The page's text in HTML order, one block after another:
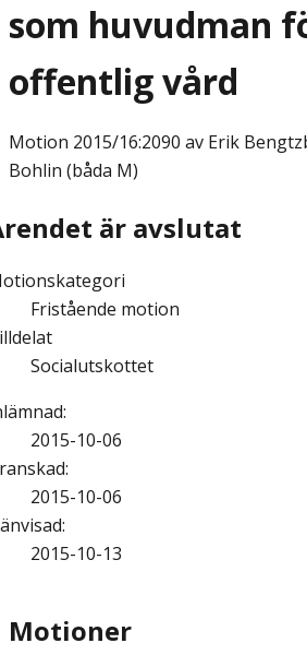
som huvudman
offentlig vård
Motion 2015/16:2090 av Erik
Bohlin (båda M)
är avslutat
Fristående motion
Socialutskottet
:
2015-10-06
:
2015-10-06
:
2015-10-13
Motioner